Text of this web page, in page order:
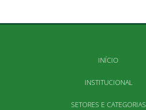
INÍCIO
INSTITUCIONAL
SETORES E CATEGORIAS